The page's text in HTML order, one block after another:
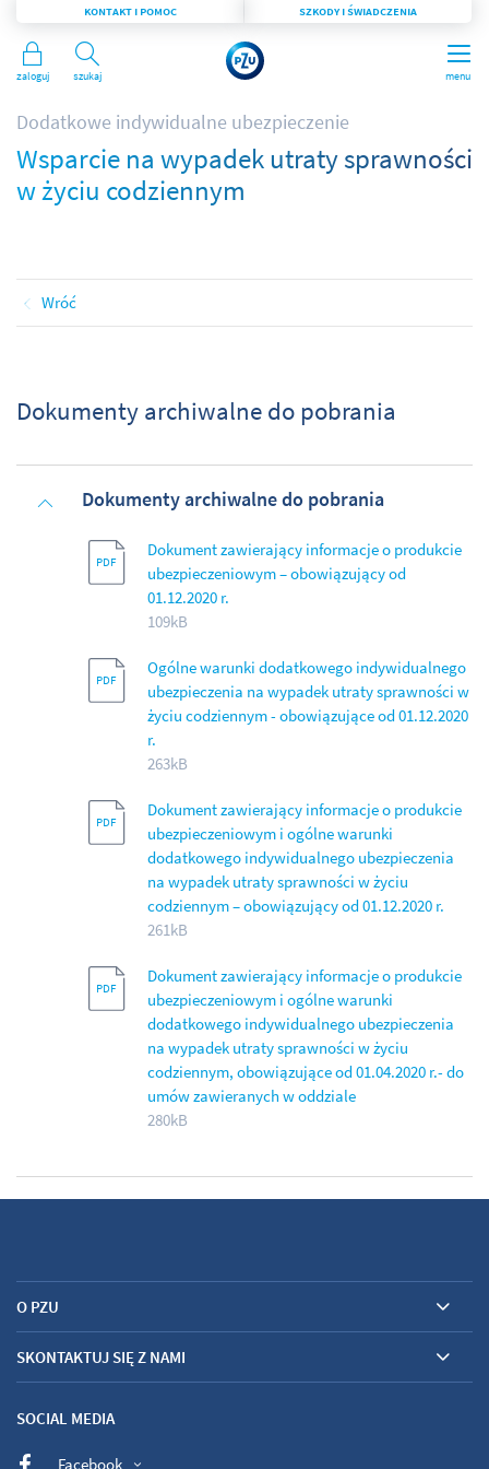
menu
Szukaj
KONTAKT I POMOC SZKODY I ŚWIADCZENIA
Zaloguj
Dodatkowe indywidualne ubezpieczenie
Wsparcie na wypadek utraty sprawności
w życiu codziennym
Wróć
Dokumenty archiwalne do pobrania
Dokumenty archiwalne do pobrania
Dokument zawierający informacje o produkcie
ubezpieczeniowym – obowiązujący od
01.12.2020 r.
109kB
Ogólne warunki dodatkowego indywidualnego
ubezpieczenia na wypadek utraty sprawności w
życiu codziennym - obowiązujące od 01.12.2020
r.
263kB
Dokument zawierający informacje o produkcie
ubezpieczeniowym i ogólne warunki
dodatkowego indywidualnego ubezpieczenia
na wypadek utraty sprawności w życiu
codziennym – obowiązujący od 01.12.2020 r.
261kB
Dokument zawierający informacje o produkcie
ubezpieczeniowym i ogólne warunki
dodatkowego indywidualnego ubezpieczenia
na wypadek utraty sprawności w życiu
codziennym, obowiązujące od 01.04.2020 r.- do
umów zawieranych w oddziale
280kB
O PZU
SKONTAKTUJ SIĘ Z NAMI
SOCIAL MEDIA
Facebook